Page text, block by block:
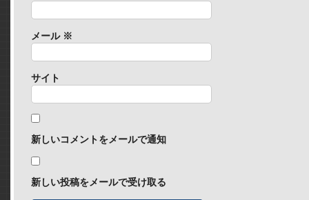
メール ※
サイト
新しいコメントをメールで通知
新しい投稿をメールで受け取る